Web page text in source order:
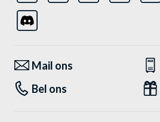
Mail ons
Bel ons